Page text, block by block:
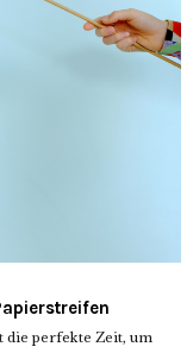
die perfekte Zeit, um